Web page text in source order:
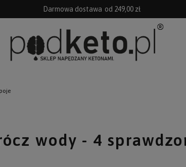
Darmowa dostawa od 249,00 zł
wody - 4